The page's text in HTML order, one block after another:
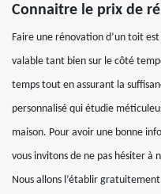
Connaitre le prix de
Faire une rénovation d’un toit
valable tant bien sur le côté
temps tout en assurant la
personnalisé qui étudie
maison. Pour avoir une bonne
vous invitons de ne pas hésiter à
Nous allons l’établir